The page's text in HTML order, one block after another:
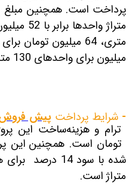
پرداخت است. همچنین
میلیون برای واحدهای 130 متری است.
-شرایط پرداخت پیش فروش
تومان است.همچنین این
شده با سود 14
متراژ است.